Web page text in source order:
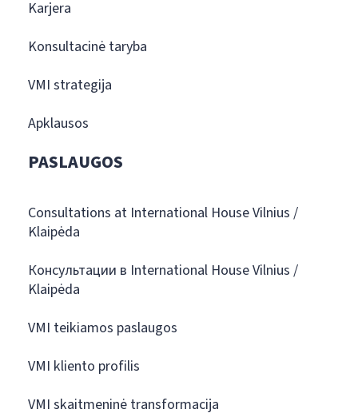
Karjera
Konsultacinė taryba
VMI strategija
Apklausos
PASLAUGOS
Consultations at International House Vilnius /
Klaipėda
Консультации в International House Vilnius /
Klaipėda
VMI teikiamos paslaugos
VMI kliento profilis
VMI skaitmeninė transformacija